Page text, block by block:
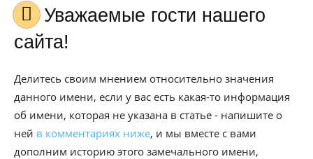
Уважаемые гости нашего
сайта!
Делитесь своим мнением относительно значения
данного имени, если у вас есть какая-то информация
об имени, которая не указана в статье - напишите о
ней в комментариях ниже, и мы вместе с вами
дополним историю этого замечального имени,